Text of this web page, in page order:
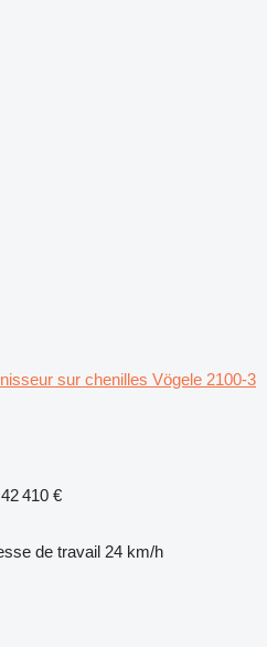
sur chenilles Vögele 2100-3
410 €
de travail 24 km/h